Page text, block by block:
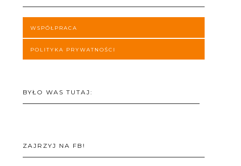
WSPÓŁPRACA
POLITYKA PRYWATNOŚCI
BYŁO WAS TUTAJ:
ZAJRZYJ NA FB!